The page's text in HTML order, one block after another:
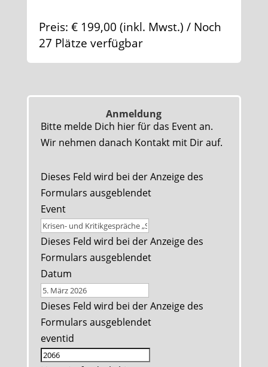
Preis: € 199,00 (inkl. Mwst.) / Noch
27 Plätze verfügbar
Anmeldung
Bitte melde Dich hier für das Event an.
Wir nehmen danach Kontakt mit Dir auf.
Dieses Feld wird bei der Anzeige des
Formulars ausgeblendet
Event
Dieses Feld wird bei der Anzeige des
Formulars ausgeblendet
Datum
Dieses Feld wird bei der Anzeige des
Formulars ausgeblendet
eventid